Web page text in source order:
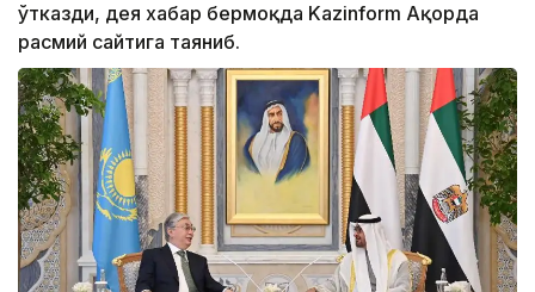
ўтказди, дея хабар бермоқда Kazinform Ақорда
расмий сайтига таяниб.